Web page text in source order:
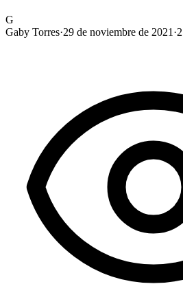
G
Gaby Torres·29 de noviembre de 2021 ·2